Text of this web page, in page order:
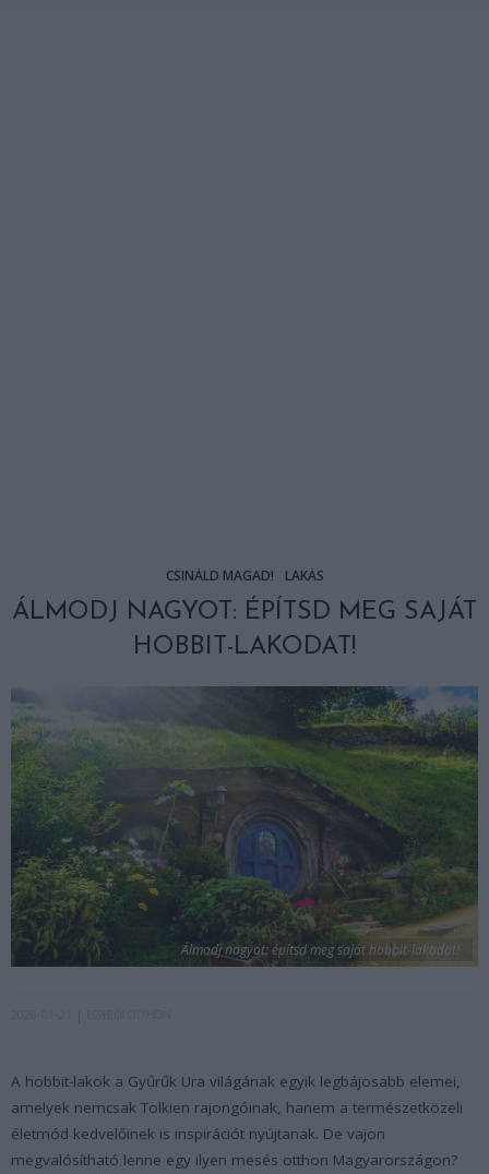
CSINÁLD MAGAD! LAKÁS
ÁLMODJ NAGYOT: ÉPÍTSD MEG SAJÁT
HOBBIT-LAKODAT!
Álmodj nagyot: építsd meg saját hobbit-lakodat!
A hobbit-lakok a Gyűrűk Ura világának egyik legbájosabb elemei,
amelyek nemcsak Tolkien rajongóinak, hanem a természetközeli
életmód kedvelőinek is inspirációt nyújtanak. De vajon
megvalósítható lenne egy ilyen mesés otthon Magyarországon?